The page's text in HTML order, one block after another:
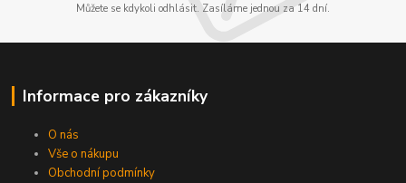
Můžete se kdykoli odhlásit. Zasíláme jednou za 14 dní.
Informace pro zákazníky
O nás
Vše o nákupu
Obchodní podmínky